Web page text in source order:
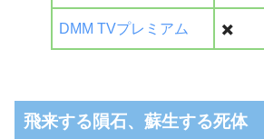
DMM TVプレミアム ✖️
飛来する隕石、蘇生する死体